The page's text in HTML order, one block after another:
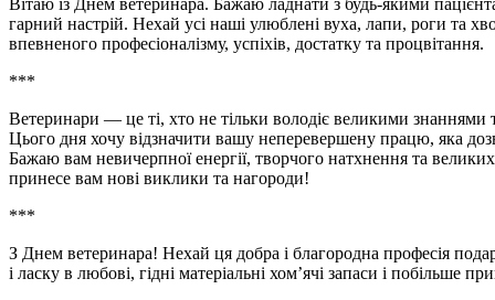
Вітаю із Днем ветеринара. Бажаю ладнати з будь-якими
гарний настрій. Нехай усі наші улюблені вуха, лапи, роги та
впевненого професіоналізму, успіхів, достатку та процвітання.
***
Ветеринари — це ті, хто не тільки володіє великими
Цього дня хочу відзначити вашу неперевершену працю, яка
Бажаю вам невичерпної енергії, творчого натхнення та
принесе вам нові виклики та нагороди!
***
З Днем ветеринара! Нехай ця добра і благородна професія
і ласку в любові, гідні матеріальні хом’ячі запаси і побільше